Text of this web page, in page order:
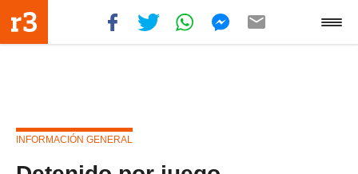
INFORMACIÓN GENERAL